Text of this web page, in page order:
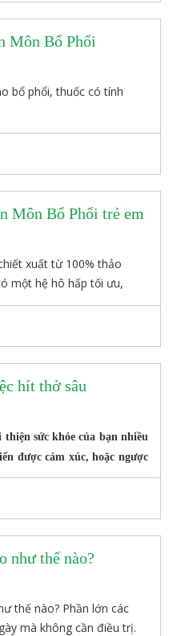
Môn Bổ Phổi
bổ phổi, thuốc có tính
thành phần dược lý dễ
người có thể trạng yếu
quả trong việc hỗ trợ điều
họng. Đặc biệt, sản
Môn Bổ Phổi trẻ em
xuất từ 100% thảo
một hệ hô hấp tối ưu,
các căn bệnh liên quan
hít thở sâu
sức khỏe của bạn nhiều
được cảm xúc, hoặc ngược
như thế nào?
thế nào? Phần lớn các
mà không cần điều trị.